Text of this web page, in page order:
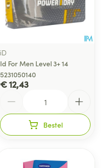
iD
Id For Men Level 3+ 14
5231050140
€ 12,43
Bestel